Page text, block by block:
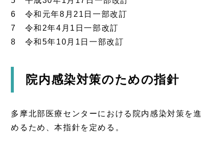
6 令和元年8月21日一部改訂
7 令和2年4月1日一部改訂
8 令和5年10月1日一部改訂
院内感染対策のための指針
多摩北部医療センターにおける院内感染対策を進
めるため、本指針を定める。